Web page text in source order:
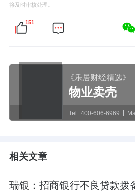
将及时审核处理。
151
《乐居财经精选》
物业卖壳
Tel: 400-606-6969
相关文章
瑞银：招商银行不良贷款拨